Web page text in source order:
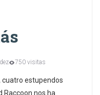
750 visitas
cuatro estupendos
Raccoon nos ha